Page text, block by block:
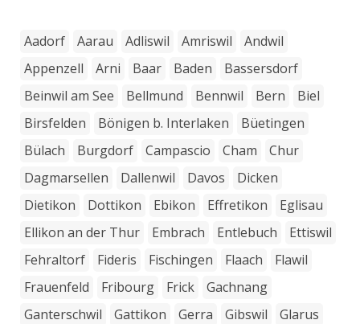
Aadorf Aarau Adliswil Amriswil
Andwil
Appenzell
Arni Baar Baden
Bassersdorf
Beinwil am See
Bellmund Bennwil Bern
Biel
Birsfelden
Bönigen b. Interlaken
Büetingen
Bülach
Burgdorf Campascio Cham
Chur
Dagmarsellen
Dallenwil Davos
Dicken
Dietikon
Dottikon Ebikon Effretikon
Eglisau
Ellikon an der Thur
Embrach Entlebuch
Ettiswil
Fehraltorf
Fideris Fischingen Flaach
Flawil
Frauenfeld
Fribourg Frick
Gachnang
Ganterschwil
Gattikon Gerra Gibswil
Glarus